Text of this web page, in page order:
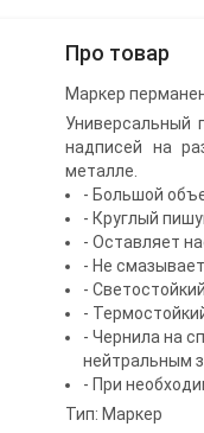
Про товар
Маркер
Универсальный
надписей на
металле.
- Большой
- Круглый
- Оставляет
- Не
-
-
- Чернила на
нейтральным
- При
Тип: Маркер